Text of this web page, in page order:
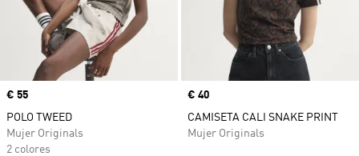
Precio
€ 55
POLO TWEED
Mujer Originals
2 colores
Precio
€ 40
CAMISETA CALI SNAKE PRINT
Mujer Originals